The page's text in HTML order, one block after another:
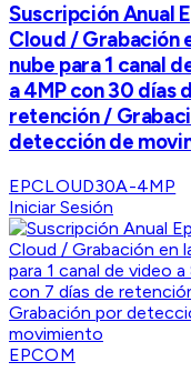
Suscripción Anual
Cloud / Grabación
nube para 1 canal
a 4MP con 30 días
retención /
detección de
EPCLOUD30A-4MP
Iniciar Sesión
EPCOM